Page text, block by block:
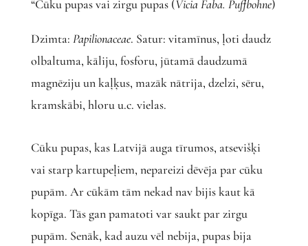
“Cūku pupas vai zirgu pupas (Vicia Faba. Puffbohne)
Dzimta: Papilionaceae. Satur: vitamīnus, ļoti daudz
olbaltuma, kāliju, fosforu, jūtamā daudzumā
magnēziju un kaļķus, mazāk nātrija, dzelzi, sēru,
kramskābi, hloru u.c. vielas.
Cūku pupas, kas Latvijā auga tīrumos, atsevišķi
vai starp kartupeļiem, nepareizi dēvēja par cūku
pupām. Ar cūkām tām nekad nav bijis kaut kā
kopīga. Tās gan pamatoti var saukt par zirgu
pupām. Senāk, kad auzu vēl nebija, pupas bija